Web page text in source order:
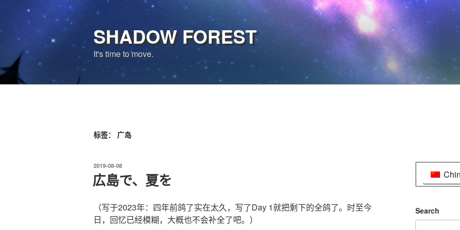
跳
内
SHADOW FOREST
It's time to move.
标签： 广岛
发
布
于
2019-08-08
広島で、夏を
（写于2023年：四年前鸽了实在太久，写了Day 1就把剩下的全鸽了。时至今
日，回忆已经模糊，大概也不会补全了吧。）
Search